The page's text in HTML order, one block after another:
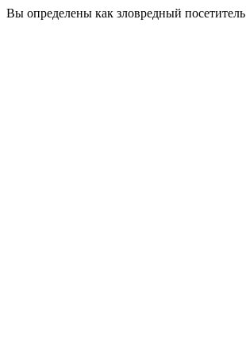
Вы определены как зловредный посетитель